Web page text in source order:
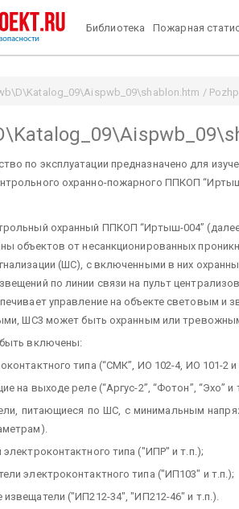
Библиотека Пожарная
/
по эксплуатации предназначено для
охранно-пожарного ППКОП
охранный ППКОП “Иртыш-004”
объектов от несанкционированных
(ШС), с включенными в них
по линии связи на пульт
управление на объекте световым и
ШС3 может быть охранным или
включены:
типа (“СМК”, ИО 102-4, ИО 101-2 и
на выходе реле (“Аргус-2”, “Фотон”, “Эхо” и
питающиеся по ШС, с минимальным
типа ("ИПР" и т.п.);
электроконтактного типа ("ИП103" и т.п.);
("ИП212-34", "ИП212-46" и т.п.).